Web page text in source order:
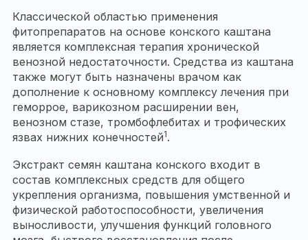
Классической областью применения
фитопрепаратов на основе конского каштана
является комплексная терапия хронической
венозной недостаточности. Средства из каштана
также могут быть назначены врачом как
дополнение к основному комплексу лечения при
геморрое, варикозном расширении вен,
венозном стазе, тромбофлебитах и трофических
язвах нижних конечностей1.
Экстракт семян каштана конского входит в
состав комплексных средств для общего
укрепления организма, повышения умственной и
физической работоспособности, увеличения
выносливости, улучшения функций головного